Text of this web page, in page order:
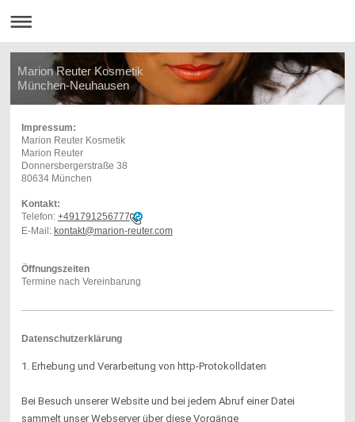
Marion Reuter Kosmetik
München-Neuhausen
Impressum:
Marion Reuter Kosmetik
Marion Reuter
Donnersbergerstraße 38
80634 München
Kontakt:
Telefon: +491791256777
E-Mail: kontakt@marion-reuter.com
Öffnungszeiten
Termine nach Vereinbarung
Datenschutzerklärung
1. Erhebung und Verarbeitung von http-Protokolldaten
Bei Besuch unserer Website und bei jedem Abruf einer Datei
sammelt unser Webserver über diese Vorgänge